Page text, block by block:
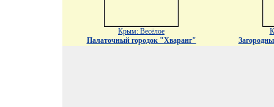
Крым: Весёлое
Палаточный городок "Хваранг"